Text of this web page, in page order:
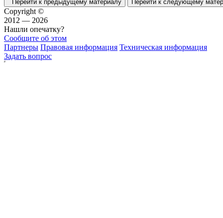
Перейти к предыдущему материалу Перейти к следующему
Copyright ©
2012 — 2026
Нашли опечатку?
Сообщите об этом
Партнеры Правовая информация Техническая информация
Задать вопрос